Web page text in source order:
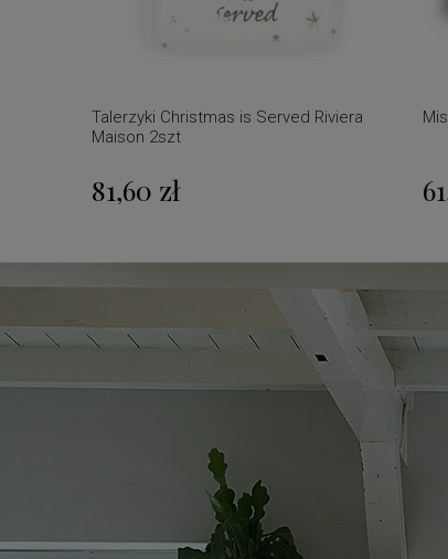
Talerzyki Christmas is Served Riviera
Maison 2szt
81,60 zł